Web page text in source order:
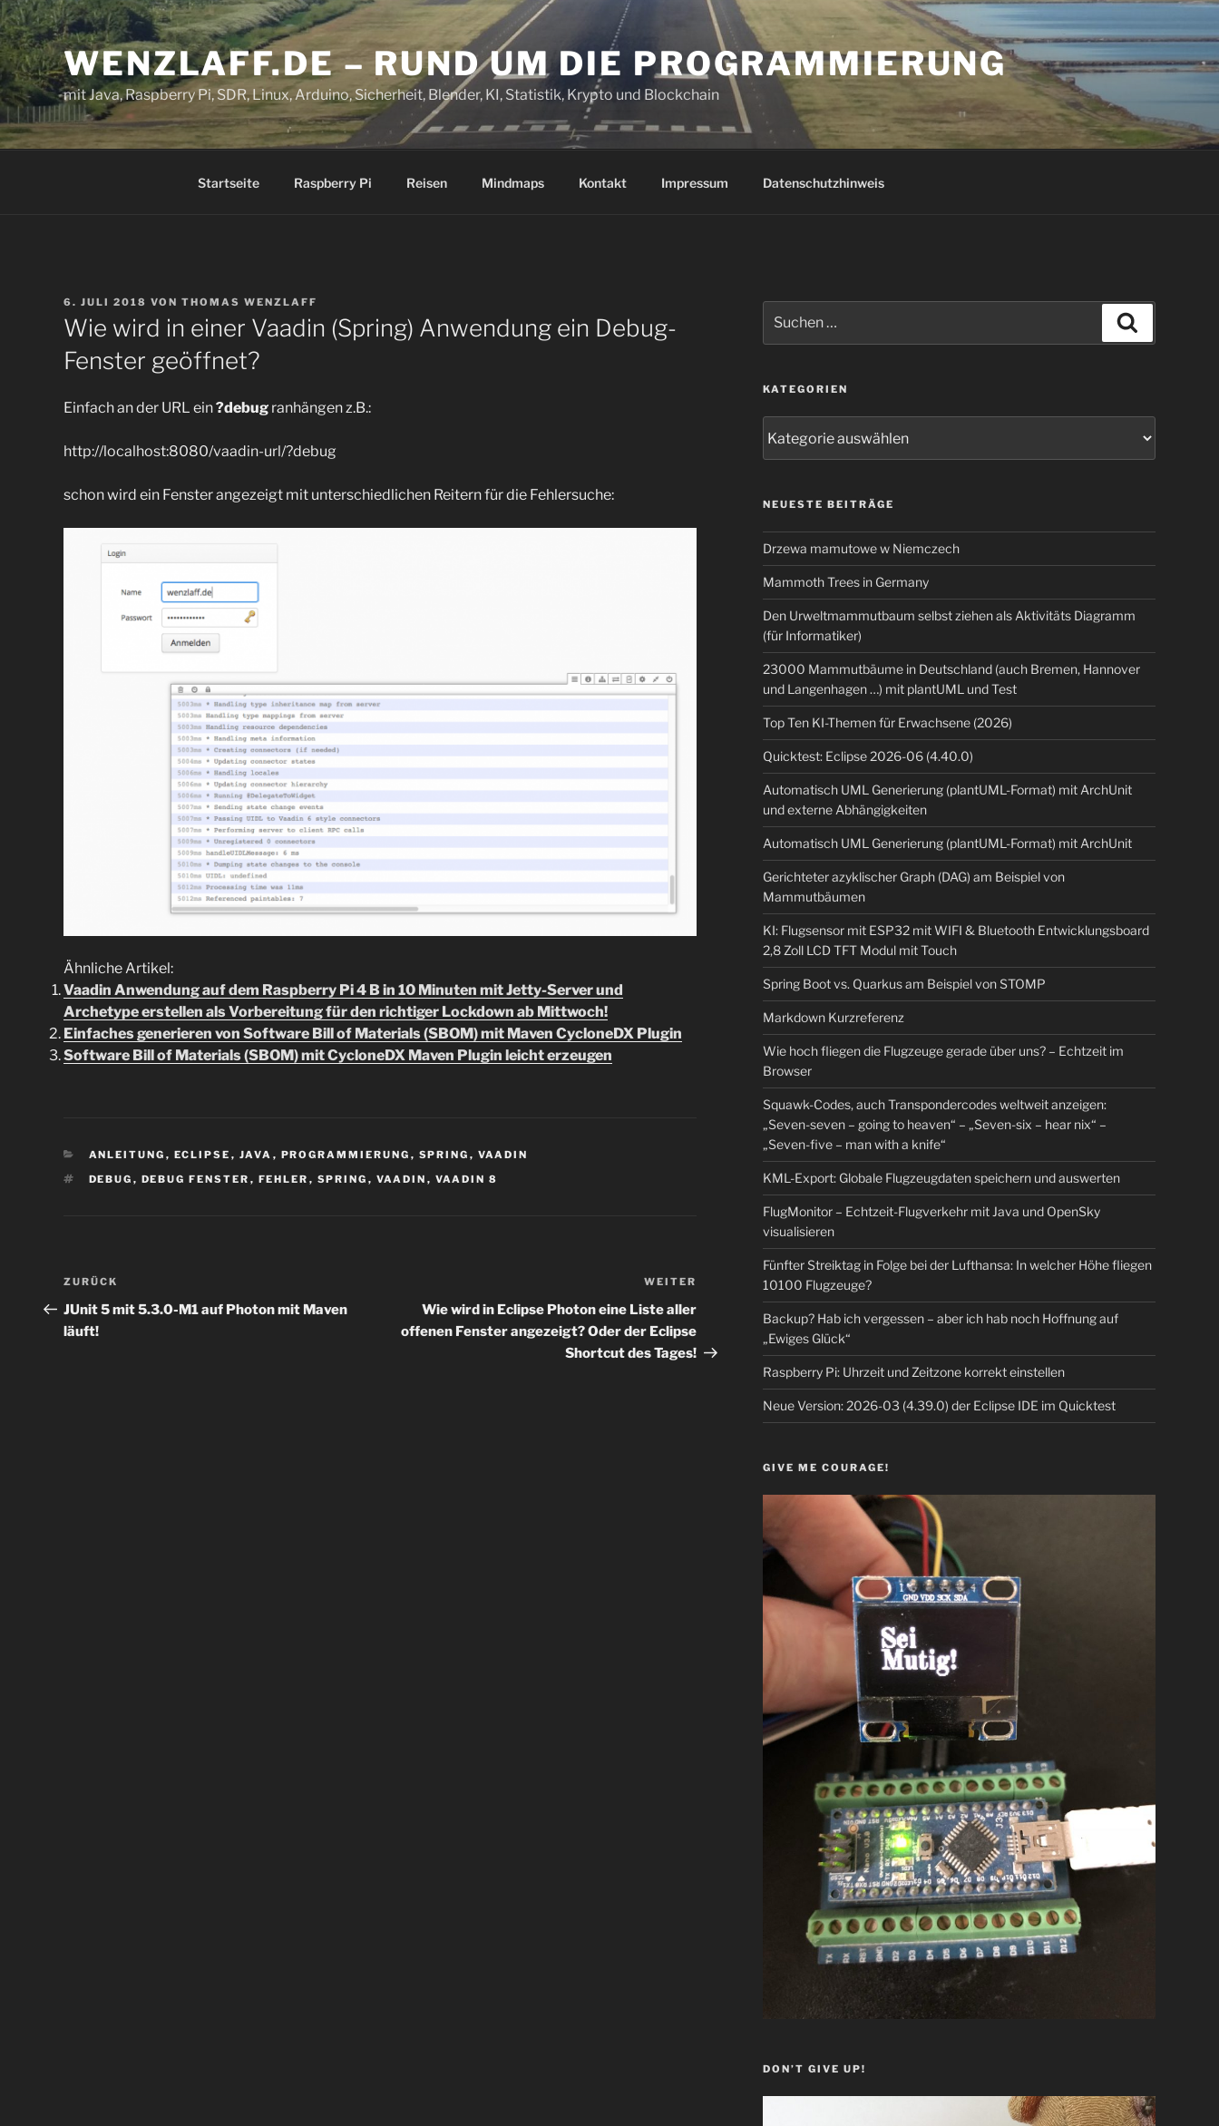
Zum
Inhalt
springen WENZLAFF.DE – RUND UM DIE PROGRAMMIERUNG
mit Java, Raspberry Pi, SDR, Linux, Arduino, Sicherheit, Blender, KI, Statistik, Krypto und Blockchain
Startseite Raspberry Pi Reisen Mindmaps Kontakt Impressum Datenschutzhinweis
VERÖFFENTLICHT
AM
6. JULI 2018 VON THOMAS WENZLAFF
Wie wird in einer Vaadin (Spring) Anwendung ein Debug-
Fenster geöffnet?
Einfach an der URL ein?debug ranhängen z.B.:
http://localhost:8080/vaadin-url/?debug
schon wird ein Fenster angezeigt mit unterschiedlichen Reitern für die Fehlersuche:
Ähnliche Artikel:
Vaadin Anwendung auf dem Raspberry Pi 4 B in 10 Minuten mit Jetty-Server und
Archetype erstellen als Vorbereitung für den richtiger Lockdown ab Mittwoch!
Einfaches generieren von Software Bill of Materials (SBOM) mit Maven CycloneDX Plugin
Software Bill of Materials (SBOM) mit CycloneDX Maven Plugin leicht erzeugen
KATEGORIEN
ANLEITUNG , ECLIPSE , JAVA , PROGRAMMIERUNG , SPRING , VAADIN
SCHLAGWÖRTER
DEBUG , DEBUG FENSTER , FEHLER , SPRING , VAADIN , VAADIN 8
Beitragsnavigation
Vorheriger
Beitrag
ZURÜCK
JUnit 5 mit 5.3.0-M1 auf Photon mit Maven
läuft!
Beitrag
WEITER
Wie wird in Eclipse Photon eine Liste aller
offenen Fenster angezeigt? Oder der Eclipse
Shortcut des Tages!
nach:
KATEGORIEN
NEUESTE BEITRÄGE
Drzewa mamutowe w Niemczech
Mammoth Trees in Germany
Den Urweltmammutbaum selbst ziehen als Aktivitäts Diagramm
(für Informatiker)
23000 Mammutbäume in Deutschland (auch Bremen, Hannover
und Langenhagen …) mit plantUML und Test
Top Ten KI-Themen für Erwachsene (2026)
Quicktest: Eclipse 2026-06 (4.40.0)
Automatisch UML Generierung (plantUML-Format) mit ArchUnit
und externe Abhängigkeiten
Automatisch UML Generierung (plantUML-Format) mit ArchUnit
Gerichteter azyklischer Graph (DAG) am Beispiel von
Mammutbäumen
KI: Flugsensor mit ESP32 mit WIFI & Bluetooth Entwicklungsboard
2,8 Zoll LCD TFT Modul mit Touch
Spring Boot vs. Quarkus am Beispiel von STOMP
Markdown Kurzreferenz
Wie hoch fliegen die Flugzeuge gerade über uns? – Echtzeit im
Browser
Squawk-Codes, auch Transpondercodes weltweit anzeigen:
„Seven-seven – going to heaven“ – „Seven-six – hear nix“ –
„Seven-five – man with a knife“
KML-Export: Globale Flugzeugdaten speichern und auswerten
FlugMonitor – Echtzeit-Flugverkehr mit Java und OpenSky
visualisieren
Fünfter Streiktag in Folge bei der Lufthansa: In welcher Höhe fliegen
10100 Flugzeuge?
Backup? Hab ich vergessen – aber ich hab noch Hoffnung auf
„Ewiges Glück“
Raspberry Pi: Uhrzeit und Zeitzone korrekt einstellen
Neue Version: 2026-03 (4.39.0) der Eclipse IDE im Quicktest
GIVE ME COURAGE!
DON’T GIVE UP!